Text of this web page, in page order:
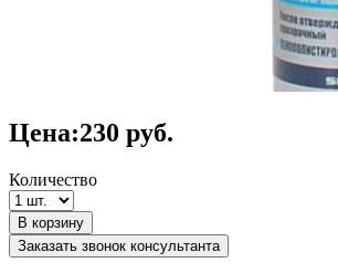
Цена:230 руб.
Количество
В корзину
Заказать звонок консультанта